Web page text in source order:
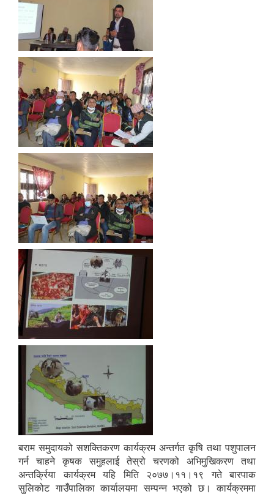
बराम समुदायको सशक्तिकरण कार्यक्रम अन्तर्गत कृषि तथा पशुपालन
गर्न चाहने कृषक समुहलाई तेस्रो चरणको अभिमुखिकरण तथा
अन्तर्क्रिया कार्यक्रम यहि मिति २०७७।११।१९ गते बारपाक
सुलिकोट गाउँपालिका कार्यालयमा सम्पन्न भएको छ। कार्यक्रममा